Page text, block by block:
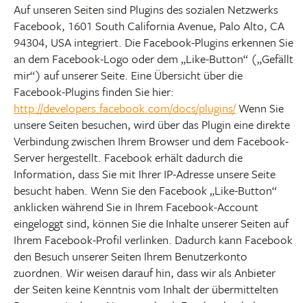
Auf unseren Seiten sind Plugins des sozialen Netzwerks
Facebook, 1601 South California Avenue, Palo Alto, CA
94304, USA integriert. Die Facebook-Plugins erkennen Sie
an dem Facebook-Logo oder dem „Like-Button“ („Gefällt
mir“) auf unserer Seite. Eine Übersicht über die
Facebook-Plugins finden Sie hier:
http://developers.facebook.com/docs/plugins/Wenn Sie
unsere Seiten besuchen, wird über das Plugin eine direkte
Verbindung zwischen Ihrem Browser und dem Facebook-
Server hergestellt. Facebook erhält dadurch die
Information, dass Sie mit Ihrer IP-Adresse unsere Seite
besucht haben. Wenn Sie den Facebook „Like-Button“
anklicken während Sie in Ihrem Facebook-Account
eingeloggt sind, können Sie die Inhalte unserer Seiten auf
Ihrem Facebook-Profil verlinken. Dadurch kann Facebook
den Besuch unserer Seiten Ihrem Benutzerkonto
zuordnen. Wir weisen darauf hin, dass wir als Anbieter
der Seiten keine Kenntnis vom Inhalt der übermittelten